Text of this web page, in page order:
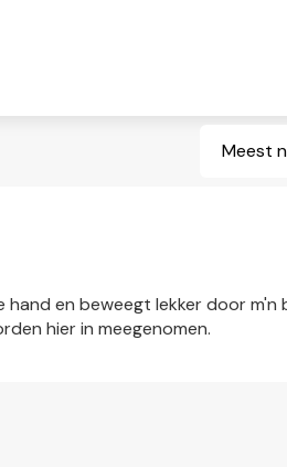
Sort by
hand en beweegt lekker door m'n
hier in meegenomen.